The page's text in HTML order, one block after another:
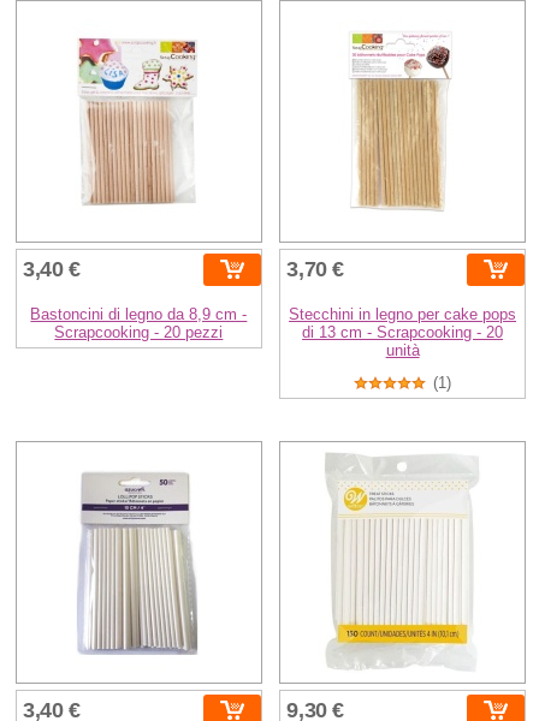
3,40 €
Bastoncini di legno da 8,9 cm -
Scrapcooking - 20 pezzi
3,70 €
Stecchini in legno per cake pops
di 13 cm - Scrapcooking - 20
unità
(1)
3,40 € 9,30 €